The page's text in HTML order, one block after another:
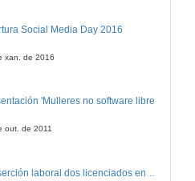
Ciclo de seminarios sobre o Selo Europeo de Recursos Humanos en Investigación (HRS4R)
Social Media Day 2016
xan. de 2016
'Mulleres no software libre'
out. de 2011